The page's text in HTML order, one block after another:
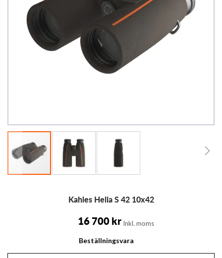
Kahles Helia S 42 10x42
16 700 kr Inkl. moms
Beställningsvara